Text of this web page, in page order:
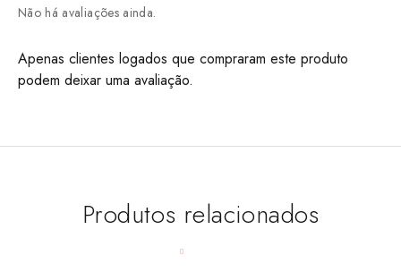
Não há avaliações ainda.
Apenas clientes logados que compraram este produto
podem deixar uma avaliação.
Produtos relacionados